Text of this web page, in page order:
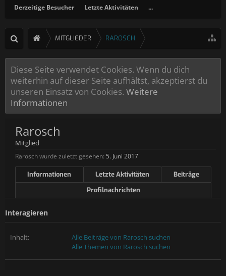
Derzeitige Besucher Letzte Aktivitäten ...
MITGLIEDER RAROSCH
Diese Seite verwendet Cookies. Wenn du dich
weiterhin auf dieser Seite aufhältst, akzeptierst du
unseren Einsatz von Cookies. Weitere
Informationen
Rarosch
Mitglied
Rarosch wurde zuletzt gesehen: 5. Juni 2017
Informationen Letzte Aktivitäten
Beiträge
Profilnachrichten
Interagieren
Inhalt:
Alle Beiträge von Rarosch suchen
Alle Themen von Rarosch suchen